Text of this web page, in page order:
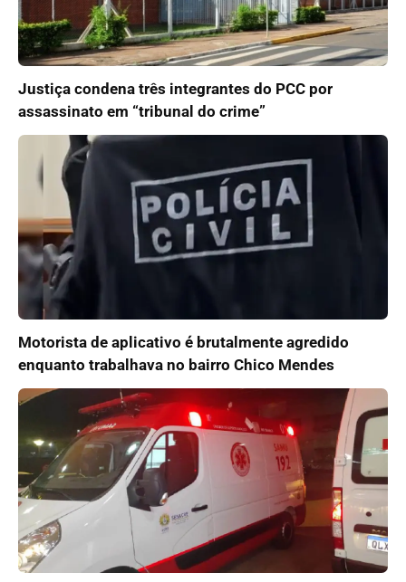
Justiça condena três integrantes do PCC por
assassinato em “tribunal do crime”
Motorista de aplicativo é brutalmente agredido
enquanto trabalhava no bairro Chico Mendes